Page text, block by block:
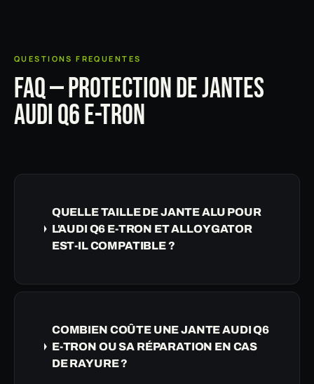
QUESTIONS FREQUENTES
FAQ — PROTECTION DE JANTES
AUDI Q6 E-TRON
QUELLE TAILLE DE JANTE ALU POUR
L'AUDI Q6 E-TRON ET ALLOYGATOR
EST-IL COMPATIBLE ?
COMBIEN COÛTE UNE JANTE AUDI Q6
E-TRON OU SA RÉPARATION EN CAS
DE RAYURE ?